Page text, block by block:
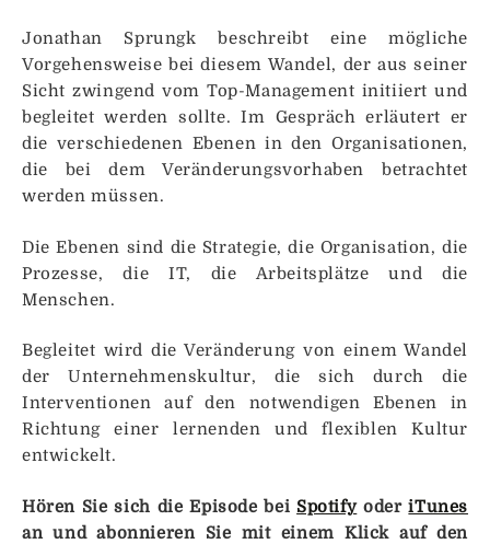
Jonathan Sprungk beschreibt eine mögliche
Vorgehensweise bei diesem Wandel, der aus seiner
Sicht zwingend vom Top-Management initiiert und
begleitet werden sollte. Im Gespräch erläutert er
die verschiedenen Ebenen in den Organisationen,
die bei dem Veränderungsvorhaben betrachtet
werden müssen.
Die Ebenen sind die Strategie, die Organisation, die
Prozesse, die IT, die Arbeitsplätze und die
Menschen.
Begleitet wird die Veränderung von einem Wandel
der Unternehmenskultur, die sich durch die
Interventionen auf den notwendigen Ebenen in
Richtung einer lernenden und flexiblen Kultur
entwickelt.
Hören Sie sich die Episode bei SpotifyoderiTunes
an und abonnieren Sie mit einem Klick auf den